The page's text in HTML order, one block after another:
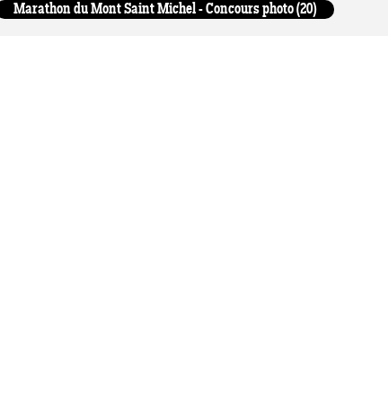
Marathon du Mont Saint Michel - Concours photo (20)